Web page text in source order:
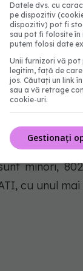
persoane
De
minori,
cu unul
Datele dvs. cu
pe dispozitiv
dispozitiv) pot fi
sau pot fi folosite în
putem folosi date
Unii furnizori vă pot
legitim, față de
jos. Căutați un link
sau a vă retrage
cookie-uri.
Gestionați